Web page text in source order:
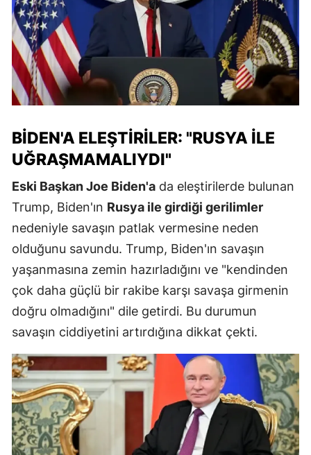
BIDEN'A ELEŞTIRILER: "RUSYA ILE
UĞRAŞMAMALIYDI"
Eski Başkan Joe Biden'a da eleştirilerde bulunan
Trump, Biden'ın Rusya ile girdiği gerilimler
nedeniyle savaşın patlak vermesine neden
olduğunu savundu. Trump, Biden'ın savaşın
yaşanmasına zemin hazırladığını ve "kendinden
çok daha güçlü bir rakibe karşı savaşa girmenin
doğru olmadığını" dile getirdi. Bu durumun
savaşın ciddiyetini artırdığına dikkat çekti.